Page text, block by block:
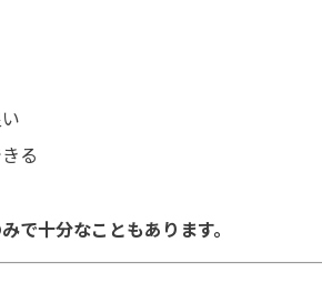
る
で十分なこともあります。